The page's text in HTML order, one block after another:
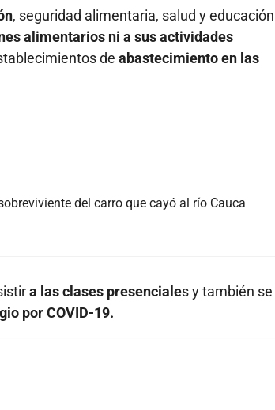
, seguridad alimentaria, salud y
alimentarios ni a sus actividades
de abastecimiento en las
del carro que cayó al río Cauca
a las clases presenciales y también se
por COVID-19.